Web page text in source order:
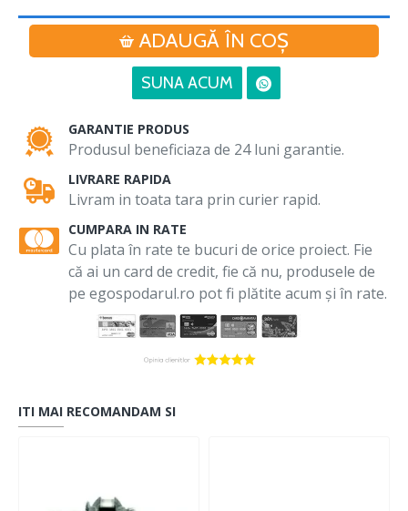
ADAUGĂ ÎN COŞ
SUNA ACUM
GARANTIE PRODUS
Produsul beneficiaza de 24 luni garantie.
LIVRARE RAPIDA
Livram in toata tara prin curier rapid.
CUMPARA IN RATE
Cu plata în rate te bucuri de orice proiect. Fie
că ai un card de credit, fie că nu, produsele de
pe egospodarul.ro pot fi plătite acum și în rate.
ITI MAI RECOMANDAM SI